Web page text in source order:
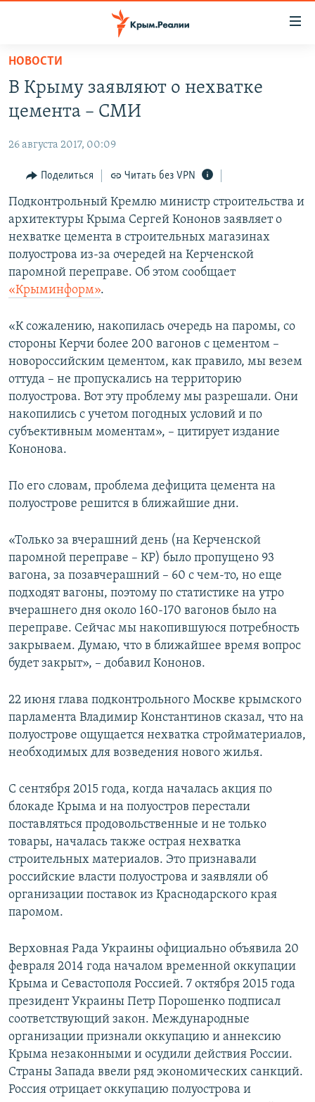
Вернуться
основному
содержанию
навигации
Вернутся
поиску
СПЕЦПРОЕКТЫ
КАРТА ВОЕННЫХ ОБЪЕКТОВ КРЫМА
11 ЛЕТ ОККУПАЦИИ КРЫМА. 11 ИСТОРИЙ СОПРОТИВЛЕНИЯ
ИСТОРИЯ
ЕЩЕ
ИНТЕРАКТИВ
ИНФОГРАФИКА
ТЕЛЕПРОЕКТ КРЫМ.РЕАЛИИ
СОВЕТЫ ПРАВОЗАЩИТНИКОВ
ПОБЕДИТЕЛЕЙ НЕ СУДЯТ?
КРЫМ.НЕПОКОРЕННЫЙ
ELIFBE
УКРАИНСКАЯ ПРОБЛЕМА КРЫМА
РАДІО СВОБОДА
КАК ОБОЙТИ БЛОКИРОВКУ
Українською
Qırımtatar
ПРИСОЕДИНЯЙТЕСЬ!
Все сайты RFE/RL
НОВОСТИ
В Крыму заявляют о нехватке
цемента – СМИ
26 августа 2017, 00:09
Поделиться Читать без VPN
Подконтрольный Кремлю министр строительства и
архитектуры Крыма Сергей Кононов заявляет о
нехватке цемента в строительных магазинах
полуострова из-за очередей на Керченской
паромной переправе. Об этом сообщает
«Крыминформ».
«К сожалению, накопилась очередь на паромы, со
стороны Керчи более 200 вагонов с цементом –
новороссийским цементом, как правило, мы везем
оттуда – не пропускались на территорию
полуострова. Вот эту проблему мы разрешали. Они
накопились с учетом погодных условий и по
субъективным моментам», – цитирует издание
Кононова.
По его словам, проблема дефицита цемента на
полуострове решится в ближайшие дни.
«Только за вчерашний день (на Керченской
паромной переправе – КР) было пропущено 93
вагона, за позавчерашний – 60 с чем-то, но еще
подходят вагоны, поэтому по статистике на утро
вчерашнего дня около 160-170 вагонов было на
переправе. Сейчас мы накопившуюся потребность
закрываем. Думаю, что в ближайшее время вопрос
будет закрыт», – добавил Кононов.
22 июня глава подконтрольного Москве крымского
парламента Владимир Константинов сказал, что на
полуострове ощущается нехватка стройматериалов,
необходимых для возведения нового жилья.
С сентября 2015 года, когда началась акция по
блокаде Крыма и на полуостров перестали
поставляться продовольственные и не только
товары, началась также острая нехватка
строительных материалов. Это признавали
российские власти полуострова и заявляли об
организации поставок из Краснодарского края
паромом.
Верховная Рада Украины официально объявила 20
февраля 2014 года началом временной оккупации
Крыма и Севастополя Россией. 7 октября 2015 года
президент Украины Петр Порошенко подписал
соответствующий закон. Международные
организации признали оккупацию и аннексию
Крыма незаконными и осудили действия России.
Страны Запада ввели ряд экономических санкций.
Россия отрицает оккупацию полуострова и